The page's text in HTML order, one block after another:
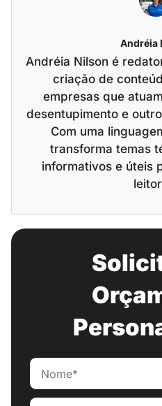
Andréia
Andréia Nilson é
criação de
empresas que
desentupimento e
Com uma
transforma temas
informativos e úteis